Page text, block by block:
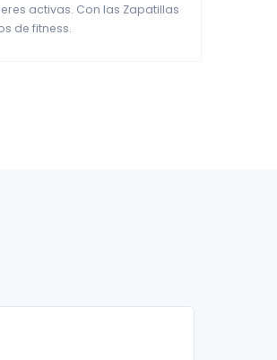
activas. Con las Zapatillas
de fitness.